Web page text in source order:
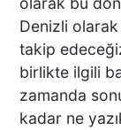
Denizli
takip
birlikte ilgili
zamanda
kadar ne